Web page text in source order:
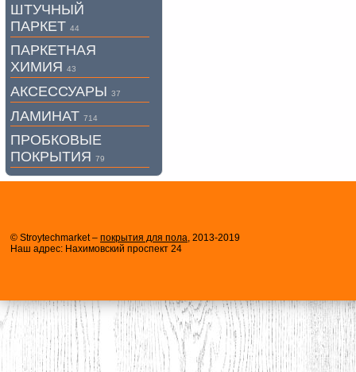
ШТУЧНЫЙ
ПАРКЕТ 44
ПАРКЕТНАЯ
ХИМИЯ 43
АКСЕССУАРЫ 37
ЛАМИНАТ 714
ПРОБКОВЫЕ
ПОКРЫТИЯ 79
© Stroytechmarket – покрытия для пола , 2013-2019
Наш адрес: Нахимовский проспект 24